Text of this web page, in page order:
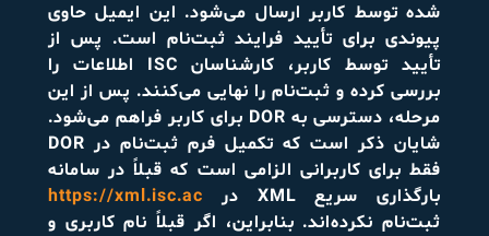
شده توسط کاربر ارسال می‌شود. این ایمیل حاوی
پیوندی برای تأیید فرایند ثبت‌نام است. پس از
تأیید توسط کاربر، کارشناسان ISC اطلاعات را
بررسی کرده و ثبت‌نام را نهایی می‌کنند. پس از این
مرحله، دسترسی به DOR برای کاربر فراهم می‌شود.
شایان ذکر است که تکمیل فرم ثبت‌نام در DOR
فقط برای کاربرانی الزامی است که قبلاً در سامانه
بارگذاری سریع XML در
https://xml.isc.ac
ثبت‌نام نکرده‌اند. بنابراین، اگر قبلاً نام کاربری و